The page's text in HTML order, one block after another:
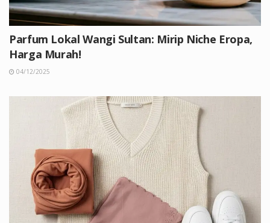
Parfum Lokal Wangi Sultan: Mirip Niche Eropa,
Harga Murah!
04/12/2025